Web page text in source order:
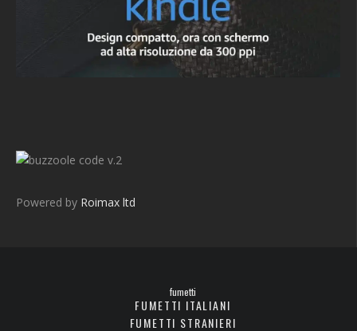
v.2
Powered by Roimax ltd
fumetti
FUMETTI ITALIANI
FUMETTI STRANIERI